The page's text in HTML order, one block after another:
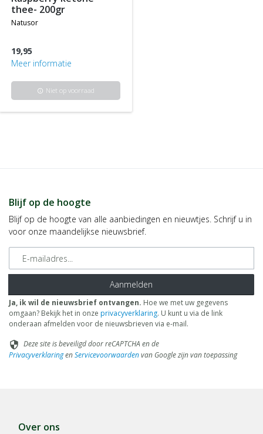
thee- 200gr
natusor
19,95
Meer informatie
info Niet op voorraad
Blijf op de hoogte
Blijf op de hoogte van alle aanbiedingen en nieuwtjes. Schrijf u in
voor onze maandelijkse nieuwsbrief.
E-mailadres
Aanmelden
Ja, ik wil de nieuwsbrief ontvangen. Hoe we met uw gegevens
omgaan? Bekijk het in onze privacyverklaring. U kunt u via de link
onderaan afmelden voor de nieuwsbrieven via e-mail.
security Deze site is beveiligd door reCAPTCHA en de
PrivacyverklaringenServicevoorwaardenvan Google zijn van toepassing
Over ons